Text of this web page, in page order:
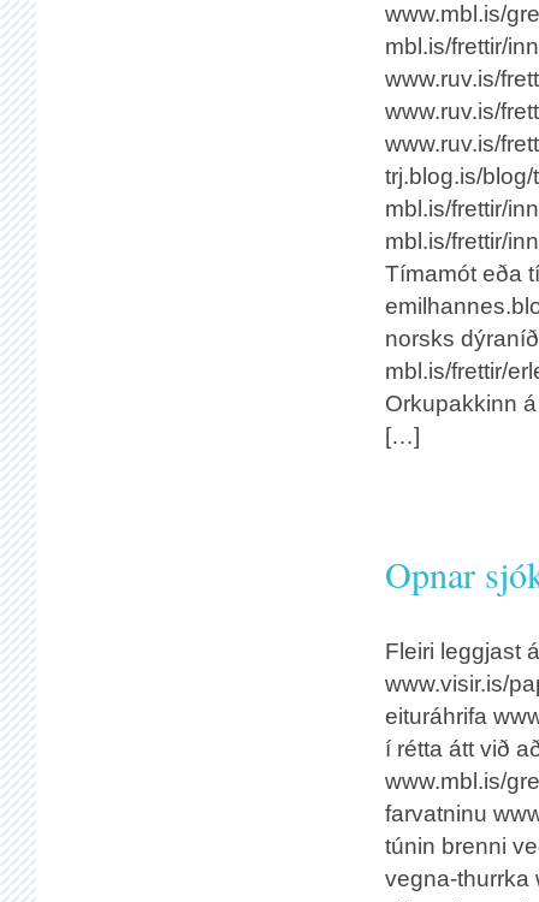
www.mbl.is/
mbl.is/frettir/
www.ruv.is/
www.ruv.is/
www.ruv.is/
trj.blog.is/
mbl.is/frettir/
mbl.is/frettir/
Tímamót eða
norsks
mbl.is/frettir/
Orkupakkinn
[…]
Opnar
Fleiri leggjast
www.visir.is/
eituráhrifa
í rétta átt við
www.mbl.is/
farvatninu
túnin brenni
vegna-thurrka